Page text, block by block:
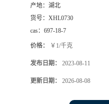
产地： 湖北
货号： XHL0730
cas： 697-18-7
价格： ￥1/千克
发布日期： 2023-08-11
更新日期： 2026-08-08